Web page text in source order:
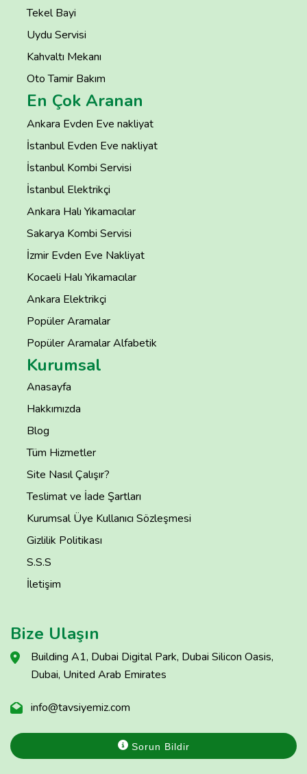
Tekel Bayi
Uydu Servisi
Kahvaltı Mekanı
Oto Tamir Bakım
En Çok Aranan
Ankara Evden Eve nakliyat
İstanbul Evden Eve nakliyat
İstanbul Kombi Servisi
İstanbul Elektrikçi
Ankara Halı Yıkamacılar
Sakarya Kombi Servisi
İzmir Evden Eve Nakliyat
Kocaeli Halı Yıkamacılar
Ankara Elektrikçi
Popüler Aramalar
Popüler Aramalar Alfabetik
Kurumsal
Anasayfa
Hakkımızda
Blog
Tüm Hizmetler
Site Nasıl Çalışır?
Teslimat ve İade Şartları
Kurumsal Üye Kullanıcı Sözleşmesi
Gizlilik Politikası
S.S.S
İletişim
Bize Ulaşın
Building A1, Dubai Digital Park, Dubai Silicon Oasis,
Dubai, United Arab Emirates
info@tavsiyemiz.com
Sorun Bildir